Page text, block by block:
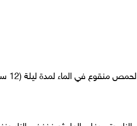
في الماء لمدة ليلة (12 ساعة).